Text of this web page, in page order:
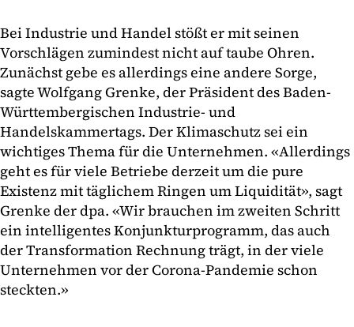
Bei Industrie und Handel stößt er mit seinen
Vorschlägen zumindest nicht auf taube Ohren.
Zunächst gebe es allerdings eine andere Sorge,
sagte Wolfgang Grenke, der Präsident des Baden-
Württembergischen Industrie- und
Handelskammertags. Der Klimaschutz sei ein
wichtiges Thema für die Unternehmen. «Allerdings
geht es für viele Betriebe derzeit um die pure
Existenz mit täglichem Ringen um Liquidität», sagt
Grenke der dpa. «Wir brauchen im zweiten Schritt
ein intelligentes Konjunkturprogramm, das auch
der Transformation Rechnung trägt, in der viele
Unternehmen vor der Corona-Pandemie schon
steckten.»